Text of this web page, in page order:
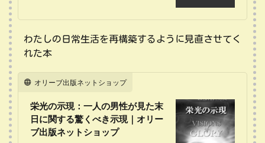
わたしの日常生活を再構築するように見直させてく
れた本
オリーブ出版ネットショップ
栄光の示現：一人の男性が見た末
日に関する驚くべき示現｜オリー
ブ出版ネットショップ